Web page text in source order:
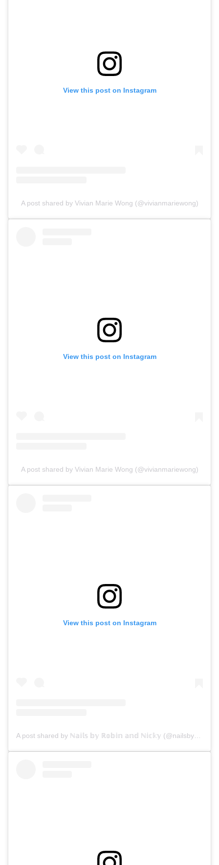
View this post on Instagram
A post shared by Vivian Marie Wong (@vivianmariewong)
View this post on Instagram
A post shared by Vivian Marie Wong (@vivianmariewong)
View this post on Instagram
A post shared by ℕ𝕒𝕚𝕝𝕤 𝕓𝕪 ℝ𝕠𝕓𝕚𝕟 𝕒𝕟𝕕 ℕ𝕚𝕔𝕜𝕪 (@nailsbyrobinandnicky)